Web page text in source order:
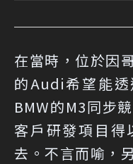
在當時，位於因
的Audi希望能
BMW的M3同步
客戶研發項目得
去。不言而喻，